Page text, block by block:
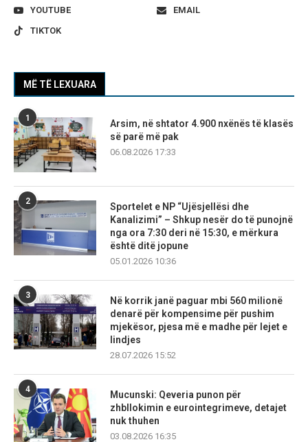
YOUTUBE
EMAIL
TIKTOK
MË TË LEXUARA
1
Arsim, në shtator 4.900 nxënës të klasës
së parë më pak
06.08.2026 17:33
2
Sportelet e NP “Ujësjellësi dhe
Kanalizimi” – Shkup nesër do të punojnë
nga ora 7:30 deri në 15:30, e mërkura
është ditë jopune
05.01.2026 10:36
3
Në korrik janë paguar mbi 560 milionë
denarë për kompensime për pushim
mjekësor, pjesa më e madhe për lejet e
lindjes
28.07.2026 15:52
4
Mucunski: Qeveria punon për
zhbllokimin e eurointegrimeve, detajet
nuk thuhen
03.08.2026 16:35